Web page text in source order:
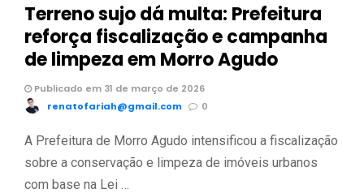
Terreno sujo dá multa: Prefeitura
reforça fiscalização e campanha
de limpeza em Morro Agudo
Publicado em 31 de março de 2026
renatofariah@gmail.com
0
A Prefeitura de Morro Agudo intensificou a fiscalização
sobre a conservação e limpeza de imóveis urbanos
com base na Lei …